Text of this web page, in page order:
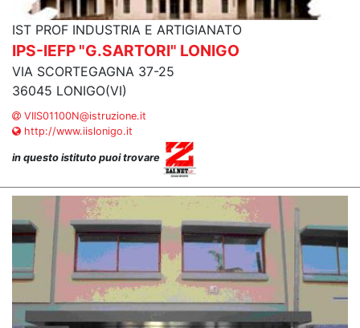
IST PROF INDUSTRIA E ARTIGIANATO
IPS-IEFP "G.SARTORI" LONIGO
VIA SCORTEGAGNA 37-25
36045 LONIGO(VI)
VIIS01100N@istruzione.it
http://www.iislonigo.it
in questo istituto puoi trovare